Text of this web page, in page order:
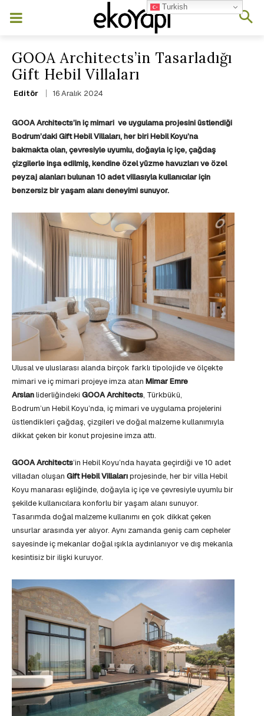
GOOA Architects’in Tasarladığı
Gift Hebil Villaları
Editör 16 Aralık 2024
GOOA Architects’in iç mimari ve uygulama projesini üstlendiği
Bodrum’daki Gift Hebil Villaları, her biri Hebil Koyu’na
bakmakta olan, çevresiyle uyumlu, doğayla iç içe, çağdaş
çizgilerle inşa edilmiş, kendine özel yüzme havuzları ve özel
peyzaj alanları bulunan 10 adet villasıyla kullanıcılar için
benzersiz bir yaşam alanı deneyimi sunuyor.
Ulusal ve uluslarası alanda birçok farklı tipolojide ve ölçekte
mimari ve iç mimari projeye imza atan Mimar Emre
Arslanliderliğindeki GOOA Architects, Türkbükü,
Bodrum’un Hebil Koyu’nda, iç mimari ve uygulama projelerini
üstlendikleri çağdaş, çizgileri ve doğal malzeme kullanımıyla
dikkat çeken bir konut projesine imza attı.
GOOA Architects’in Hebil Koyu’nda hayata geçirdiği ve 10 adet
villadan oluşan Gift Hebil Villalarıprojesinde, her bir villa Hebil
Koyu manarası eşliğinde, doğayla iç içe ve çevresiyle uyumlu bir
şekilde kullanıcılara konforlu bir yaşam alanı sunuyor.
Tasarımda doğal malzeme kullanımı en çok dikkat çeken
unsurlar arasında yer alıyor. Aynı zamanda geniş cam cepheler
sayesinde iç mekanlar doğal ışıkla aydınlanıyor ve dış mekanla
kesintisiz bir ilişki kuruyor.
Turkish